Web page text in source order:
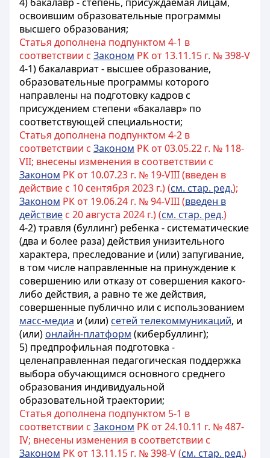
освоившим образовательные программы
высшего образования;
Статья дополнена подпунктом 4-1 в
соответствии с Законом РК от 13.11.15 г. № 398-V
4-1) бакалавриат - высшее образование,
образовательные программы которого
направлены на подготовку кадров с
присуждением степени «бакалавр» по
соответствующей специальности;
Статья дополнена подпунктом 4-2 в
соответствии с Законом РК от 03.05.22 г. № 118-
VII; внесены изменения в соответствии с
Законом РК от 10.07.23 г. № 19-VIII (введен в
действие с 10 сентября 2023 г.) (см. стар. ред.);
Законом РК от 19.06.24 г. № 94-VIII (введен в
действие с 20 августа 2024 г.) (см. стар. ред.)
4-2) травля (буллинг) ребенка - систематические
(два и более раза) действия унизительного
характера, преследование и (или) запугивание,
в том числе направленные на принуждение к
совершению или отказу от совершения какого-
либо действия, а равно те же действия,
совершенные публично или с использованием
масс-медиа и (или) сетей телекоммуникаций, и
(или) онлайн-платформ (кибербуллинг);
5) предпрофильная подготовка -
целенаправленная педагогическая поддержка
выбора обучающимся основного среднего
образования индивидуальной
образовательной траектории;
Статья дополнена подпунктом 5-1 в
соответствии с 3аконом РК от 24.10.11 г. № 487-
IV; внесены изменения в соответствии с
Законом РК от 13.11.15 г. № 398-V (см. стар. ред.)